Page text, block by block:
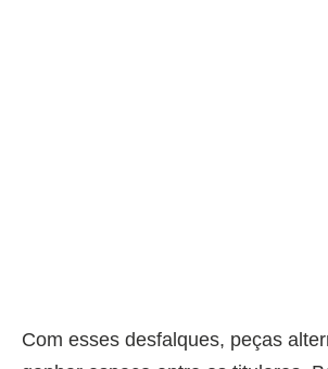
Com esses desfalques, peças